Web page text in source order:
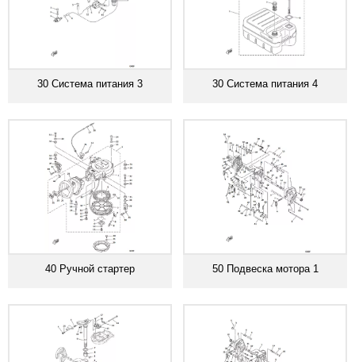
30 Система питания 3 30 Система питания 4
40 Ручной стартер 50 Подвеска мотора 1